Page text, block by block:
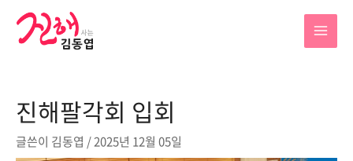
진해팔각회 입회
글쓴이 김동엽 /2025년 12월 05일